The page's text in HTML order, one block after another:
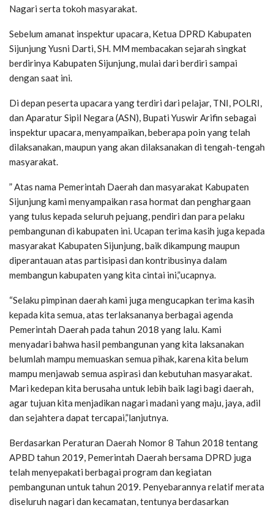
Nagari serta tokoh masyarakat.
Sebelum amanat inspektur upacara, Ketua DPRD Kabupaten
Sijunjung Yusni Darti, SH. MM membacakan sejarah singkat
berdirinya Kabupaten Sijunjung, mulai dari berdiri sampai
dengan saat ini.
Di depan peserta upacara yang terdiri dari pelajar, TNI, POLRI,
dan Aparatur Sipil Negara (ASN), Bupati Yuswir Arifin sebagai
inspektur upacara, menyampaikan, beberapa poin yang telah
dilaksanakan, maupun yang akan dilaksanakan di tengah-tengah
masyarakat.
” Atas nama Pemerintah Daerah dan masyarakat Kabupaten
Sijunjung kami menyampaikan rasa hormat dan penghargaan
yang tulus kepada seluruh pejuang, pendiri dan para pelaku
pembangunan di kabupaten ini. Ucapan terima kasih juga kepada
masyarakat Kabupaten Sijunjung, baik dikampung maupun
diperantauan atas partisipasi dan kontribusinya dalam
membangun kabupaten yang kita cintai ini,”ucapnya.
“Selaku pimpinan daerah kami juga mengucapkan terima kasih
kepada kita semua, atas terlaksananya berbagai agenda
Pemerintah Daerah pada tahun 2018 yang lalu. Kami
menyadari bahwa hasil pembangunan yang kita laksanakan
belumlah mampu memuaskan semua pihak, karena kita belum
mampu menjawab semua aspirasi dan kebutuhan masyarakat.
Mari kedepan kita berusaha untuk lebih baik lagi bagi daerah,
agar tujuan kita menjadikan nagari madani yang maju, jaya, adil
dan sejahtera dapat tercapai,”lanjutnya.
Berdasarkan Peraturan Daerah Nomor 8 Tahun 2018 tentang
APBD tahun 2019, Pemerintah Daerah bersama DPRD juga
telah menyepakati berbagai program dan kegiatan
pembangunan untuk tahun 2019. Penyebarannya relatif merata
diseluruh nagari dan kecamatan, tentunya berdasarkan